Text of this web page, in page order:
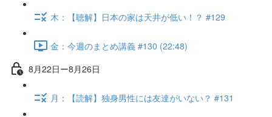
木：【聴解】日本の家は天井が低い！？ #129
金：今週のまとめ講義 #130 (22:48)
8月22日ー8月26日
月：【読解】独身男性には友達がいない？ #131